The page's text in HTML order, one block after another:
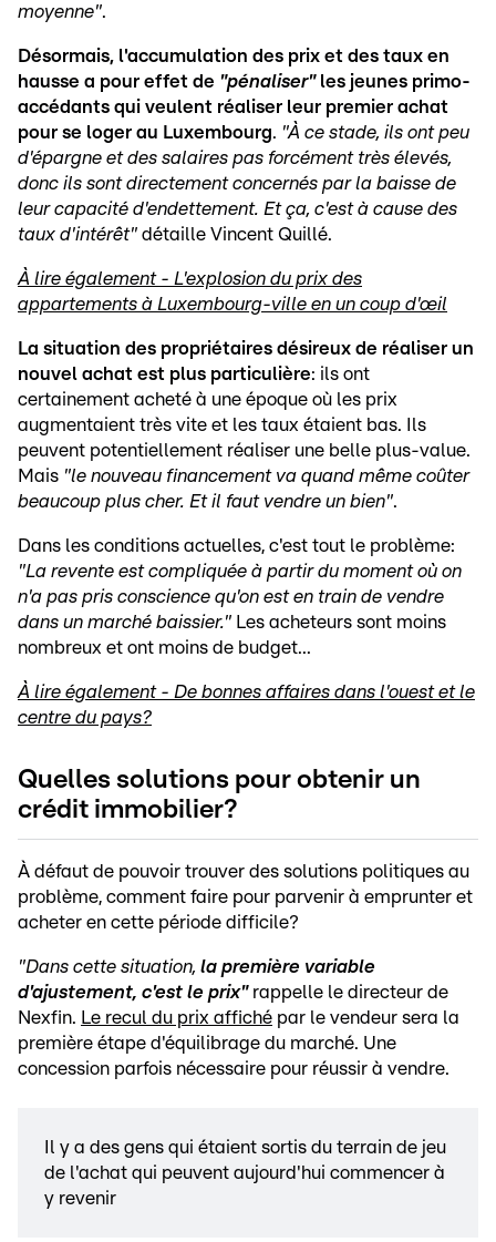
moyenne".
Désormais, l'accumulation des prix et des taux en
hausse a pour effet de "pénaliser"les jeunes primo-
accédants qui veulent réaliser leur premier achat
pour se loger au Luxembourg. "À ce stade, ils ont peu
d'épargne et des salaires pas forcément très élevés,
donc ils sont directement concernés par la baisse de
leur capacité d'endettement. Et ça, c'est à cause des
taux d'intérêt" détaille Vincent Quillé.
À lire également - L'explosion du prix des
appartements à Luxembourg-ville en un coup d'œil
La situation des propriétaires désireux de réaliser un
nouvel achat est plus particulière: ils ont
certainement acheté à une époque où les prix
augmentaient très vite et les taux étaient bas. Ils
peuvent potentiellement réaliser une belle plus-value.
Mais "le nouveau financement va quand même coûter
beaucoup plus cher. Et il faut vendre un bien".
Dans les conditions actuelles, c'est tout le problème:
"La revente est compliquée à partir du moment où on
n'a pas pris conscience qu'on est en train de vendre
dans un marché baissier." Les acheteurs sont moins
nombreux et ont moins de budget...
À lire également - De bonnes affaires dans l'ouest et le
centre du pays?
Quelles solutions pour obtenir un
crédit immobilier?
À défaut de pouvoir trouver des solutions politiques au
problème, comment faire pour parvenir à emprunter et
acheter en cette période difficile?
"Dans cette situation, la première variable
d'ajustement, c'est le prix"rappelle le directeur de
Nexfin. Le recul du prix affiché par le vendeur sera la
première étape d'équilibrage du marché. Une
concession parfois nécessaire pour réussir à vendre.
Il y a des gens qui étaient sortis du terrain de jeu
de l'achat qui peuvent aujourd'hui commencer à
y revenir